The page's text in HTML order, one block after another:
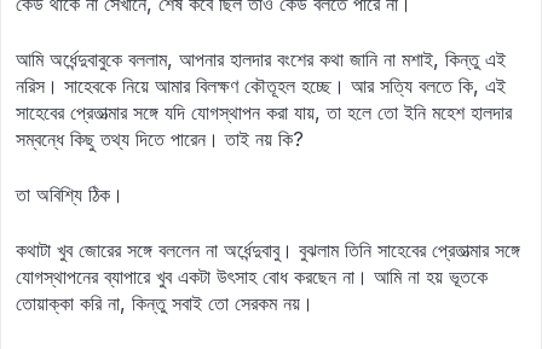
আমি অর্ধেন্দুবাবুকে বললাম, আপনার হালদার বংশের কথা জানি না মশাই, কিন্তু এই
নরিস। সাহেবকে নিয়ে আমার বিলক্ষণ কৌতূহল হচ্ছে। আর সত্যি বলতে কি, এই
সাহেবের প্রেতাত্মার সঙ্গে যদি যোগস্থাপন করা যায়, তা হলে তো ইনি মহেশ হালদার
সম্বন্ধে কিছু তথ্য দিতে পারেন। তাই নয় কি?
তা অবিশ্যি ঠিক।
কথাটা খুব জোরের সঙ্গে বললেন না অর্ধেন্দুবাবু। বুঝলাম তিনি সাহেবের প্রেতাত্মার সঙ্গে
যোগস্থাপনের ব্যাপারে খুব একটা উৎসাহ বোধ করছেন না। আমি না হয় ভূতকে
তোয়াক্কা করি না, কিন্তু সবাই তো সেরকম নয়।